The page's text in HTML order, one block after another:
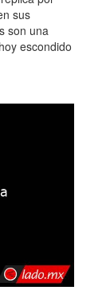
sus
son una
escondido